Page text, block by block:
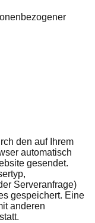
den auf Ihrem
automatisch
gesendet.
Serveranfrage)
gespeichert. Eine
anderen